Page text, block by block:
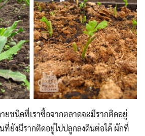
ยชนิดที่เราซื้อจากตลาดจะมีรากติดอยู่
ที่ยังมีรากติดอยู่ไปปลูกลงดินต่อได้ ผักที่